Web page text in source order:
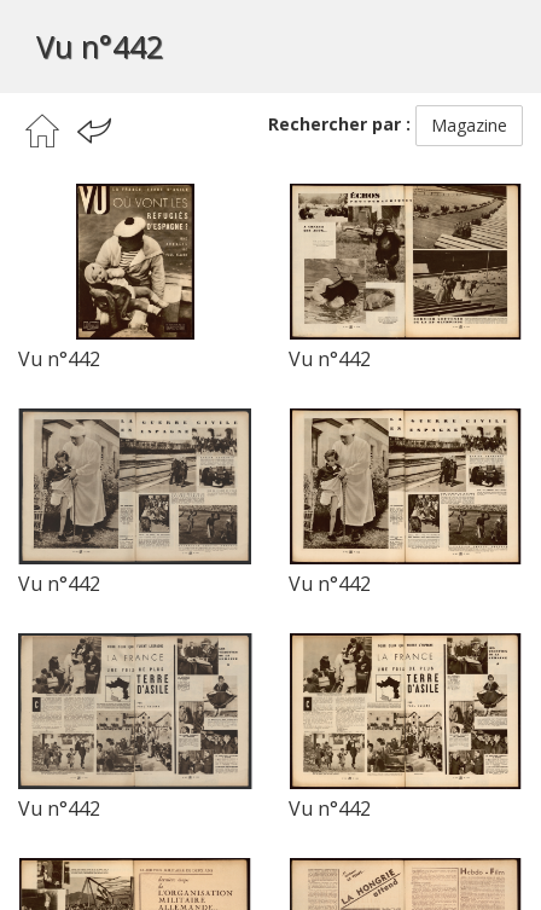
Vu n°442
Rechercher par : Magazine
Vu n°442 Vu n°442
Vu n°442 Vu n°442
Vu n°442 Vu n°442